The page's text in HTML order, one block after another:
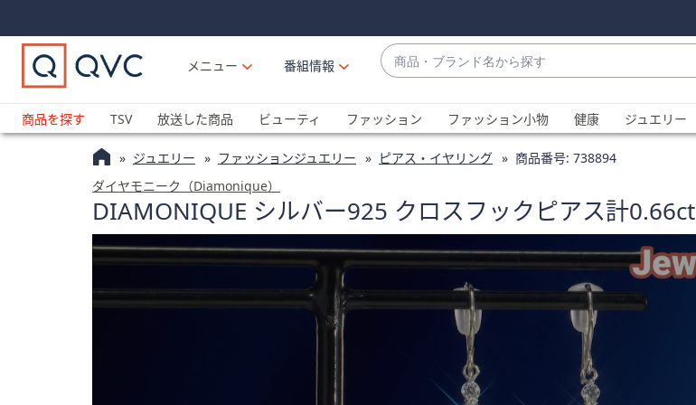
Links
Links2
メニュー
番組情報
商
品・
ラ
ン
ド
か
探
補
が
利
能
な
上
商品を探す
TSV 放送した商品 ビューティ ファッション ファッション小物 健康 ジュエリー
ジュエリー ファッションジュエリー ピアス・イヤリング 商品番号: 738894
ダイヤモニーク（Diamonique）
DIAMONIQUE シルバー925 クロスフックピアス計0.66ct